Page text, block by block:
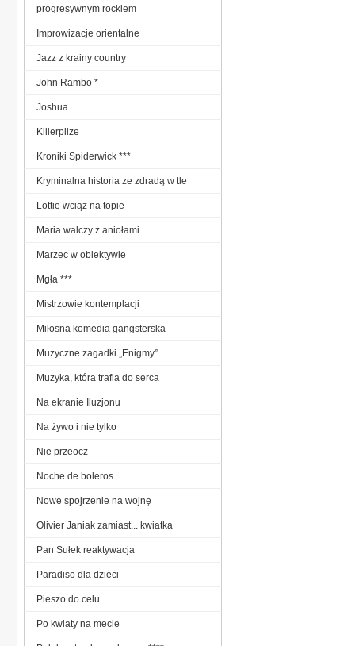
progresywnym rockiem
Improwizacje orientalne
Jazz z krainy country
John Rambo *
Joshua
Killerpilze
Kroniki Spiderwick ***
Kryminalna historia ze zdradą w tle
Lottie wciąż na topie
Maria walczy z aniołami
Marzec w obiektywie
Mgła ***
Mistrzowie kontemplacji
Miłosna komedia gangsterska
Muzyczne zagadki „Enigmy”
Muzyka, która trafia do serca
Na ekranie Iluzjonu
Na żywo i nie tylko
Nie przeocz
Noche de boleros
Nowe spojrzenie na wojnę
Olivier Janiak zamiast... kwiatka
Pan Sułek reaktywacja
Paradiso dla dzieci
Pieszo do celu
Po kwiaty na mecie